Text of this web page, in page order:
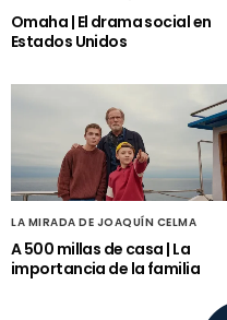
Omaha | El drama social en
Estados Unidos
LA MIRADA DE JOAQUÍN CELMA
A 500 millas de casa | La
importancia de la familia